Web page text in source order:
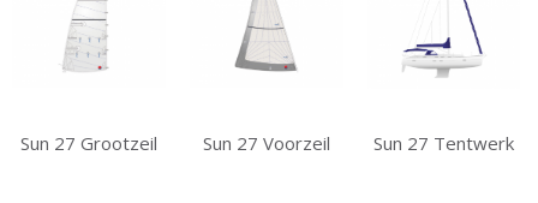
Sun 27 Grootzeil Sun 27 Voorzeil Sun 27 Tentwerk